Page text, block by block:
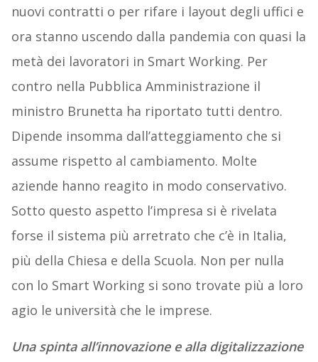
nuovi contratti o per rifare i layout degli uffici e
ora stanno uscendo dalla pandemia con quasi la
metà dei lavoratori in Smart Working. Per
contro nella Pubblica Amministrazione il
ministro Brunetta ha riportato tutti dentro.
Dipende insomma dall’atteggiamento che si
assume rispetto al cambiamento. Molte
aziende hanno reagito in modo conservativo.
Sotto questo aspetto l’impresa si è rivelata
forse il sistema più arretrato che c’è in Italia,
più della Chiesa e della Scuola. Non per nulla
con lo Smart Working si sono trovate più a loro
agio le università che le imprese.
Una spinta all’innovazione e alla digitalizzazione